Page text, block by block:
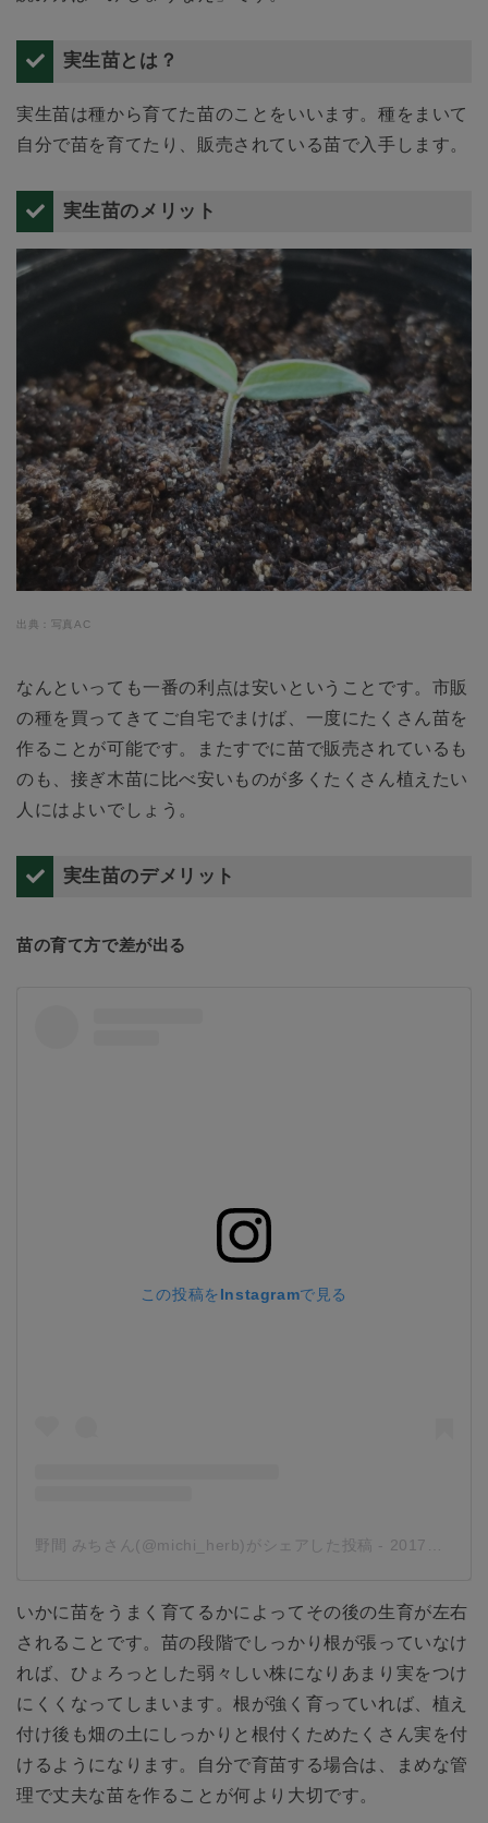
実生苗とは？
実生苗は種から育てた苗のことをいいます。種をまいて
自分で苗を育てたり、販売されている苗で入手します。
実生苗のメリット
出典：写真AC
なんといっても一番の利点は安いということです。市販
の種を買ってきてご自宅でまけば、一度にたくさん苗を
作ることが可能です。またすでに苗で販売されているも
のも、接ぎ木苗に比べ安いものが多くたくさん植えたい
人にはよいでしょう。
実生苗のデメリット
苗の育て方で差が出る
この投稿をInstagramで見る
野間 みちさん(@michi_herb)がシェアした投稿 - 2017年 4月月11日午後3時25分PDT
いかに苗をうまく育てるかによってその後の生育が左右
されることです。苗の段階でしっかり根が張っていなけ
れば、ひょろっとした弱々しい株になりあまり実をつけ
にくくなってしまいます。根が強く育っていれば、植え
付け後も畑の土にしっかりと根付くためたくさん実を付
けるようになります。自分で育苗する場合は、まめな管
理で丈夫な苗を作ることが何より大切です。